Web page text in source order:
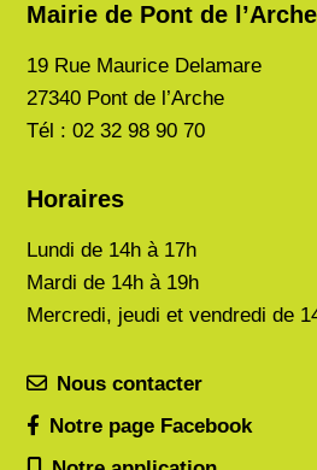
Mairie de Pont de l’Arche
19 Rue Maurice Delamare
27340 Pont de l’Arche
Tél : 02 32 98 90 70
Horaires
Lundi de 14h à 17h
Mardi de 14h à 19h
Mercredi, jeudi et vendredi de
Nous contacter
Notre page Facebook